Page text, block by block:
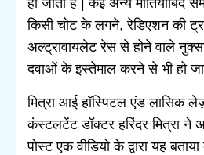
हो जाती है | कई अन्य मोतियाबिंद
किसी चोट के लगने, रेडिएशन की
अल्ट्रावायलेट रेस से होने वाले
दवाओं के इस्तेमाल करने से भी हो
मित्रा आई हॉस्पिटल एंड लासिक
कंस्टलटेंट डॉक्टर हरिंदर मित्रा
पोस्ट एक वीडियो के द्वारा यह